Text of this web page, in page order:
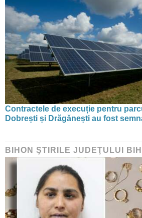
Contractele de execuție pentru
Dobrești și Drăgănești au fost
BIHON ŞTIRILE JUDEŢULUI